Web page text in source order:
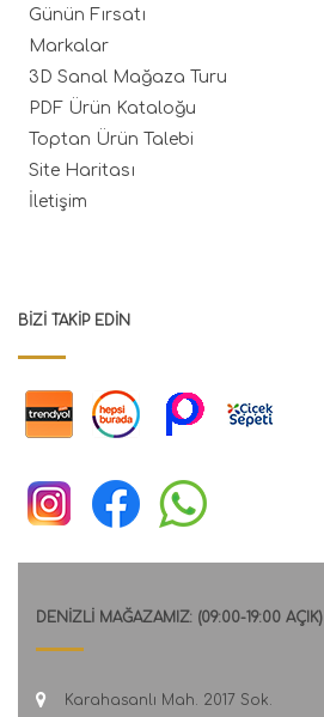
Günün Fırsatı
Markalar
3D Sanal Mağaza Turu
PDF Ürün Kataloğu
Toptan Ürün Talebi
Site Haritası
İletişim
BIZI TAKIP EDIN
DENİZLİ MAĞAZAMIZ: (09:00-19:00 AÇIK)
Karahasanlı Mah. 2017 Sok.